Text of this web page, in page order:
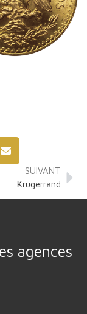
SUIVANT
Krugerrand
agences